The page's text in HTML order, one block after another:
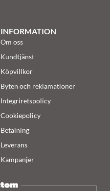
INFORMATION
Om oss
Kundtjänst
Köpvillkor
Byten och reklamationer
Integriretspolicy
Cookiepolicy
Betalning
Leverans
Kampanjer